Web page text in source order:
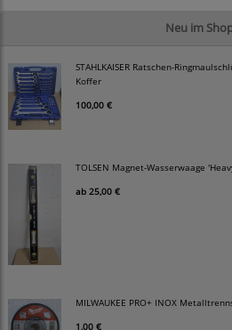
Neu im
STAHLKAISER Ratschen-
Koffer
100,00 €
TOLSEN Magnet-Wasserwaage
ab 25,00 €
MILWAUKEE PRO+ INOX
1,00 €